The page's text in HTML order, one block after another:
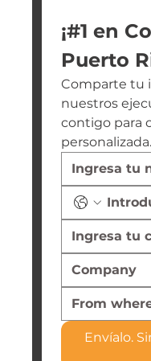
¡#1 en
Puerto
Comparte tu
nuestros
contigo para
personalizada.
Envíalo.